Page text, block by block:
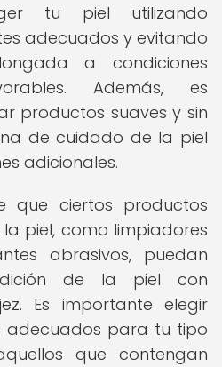
tu piel utilizando
adecuados y evitando
a condiciones
Además, es
productos suaves y sin
de cuidado de la piel
adicionales.
que ciertos productos
piel, como limpiadores
abrasivos, puedan
de la piel con
Es importante elegir
adecuados para tu tipo
que contengan